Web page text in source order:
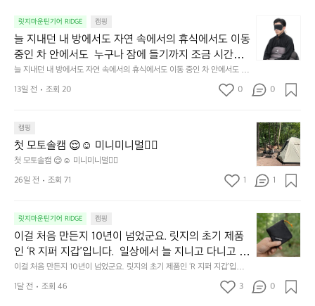
릿지마운틴기어 RIDGE 캠핑
늘 지내던 내 방에서도 자연 속에서의 휴식에서도 이동
중인 차 안에서도  누구나 잠에 들기까지 조금 시간이
걸리는 순간이 있습니다.  그럴 때는 차분하게 눈을 가
려보세요. 마치 암막 커튼을 조용히 내리듯이.  Polarte
c® Wind Pro™의 온기가 눈가를 포근히 감싸줍니다.
줍니다.  이 슬립 웜을 쓰는 것만으로 그곳은 나만의 밤
이 됩니다.  안녕히 주무세요.
늘 지내던 내 방에서도 자연 속에서의 휴식에서도 이동 중인 차 안에서도  누
구나 잠에 들기까지 조금 시간이 걸리는 순간이 있습니다.  그럴 때는 차분하
게 눈을 가려보세요. 마치 암막 커튼을 조용히 내리듯이.  Polartec® Wind
밤이 됩니다.  안녕히 주무세요.
내
던
방
도
자
연
속
에
의
휴
식
에
도
이
13일 전 조회 20 0 0
캠핑
첫 모토솔캠 😌☺️ 미니미니멀👌🏼
첫 모토솔캠 😌☺️ 미니미니멀👌🏼
첫
모
토
솔
캠
☺️
미
니
미
멀
👌🏼
26일 전 조회 71 1 1
릿지마운틴기어 RIDGE 캠핑
이걸 처음 만든지 10년이 넘었군요. 릿지의 초기 제품
인 ‘R 지퍼 지갑’입니다.  일상에서 늘 지니고 다니고 싶
어지는 물건에는 크기, 무게, 형태, 색감 사이의 아주 미
묘한 밸런스가 존재합니다.  예를 들자면 일에 집중하
느라 책상 위 가장자리에 대충 걸쳐 놓아도 시야에 걸
이걸 처음 만든지 10년이 넘었군요. 릿지의 초기 제품인 ‘R 지퍼 지갑’입니
다.  일상에서 늘 지니고 다니고 싶어지는 물건에는 크기, 무게, 형태, 색감
사이의 아주 미묘한 밸런스가 존재합니다.  예를 들자면 일에 집중하느라 책
이
걸
처
음
든
1달 전 조회 46 3 0